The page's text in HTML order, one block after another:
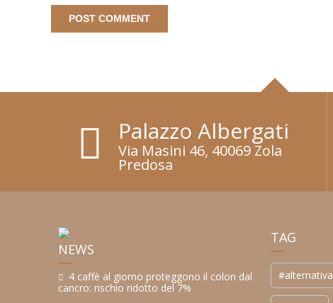
Palazzo Albergati
Via Masini 46, 40069 Zola
Predosa
NEWS
4 caffè al giorno proteggono il colon dal
cancro: rischio ridotto del 7%
TAG
#alternativa